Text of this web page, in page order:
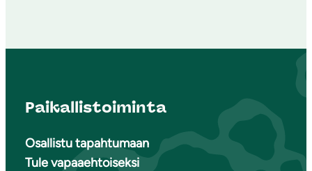
Paikallistoiminta
Osallistu tapahtumaan
Tule vapaaehtoiseksi